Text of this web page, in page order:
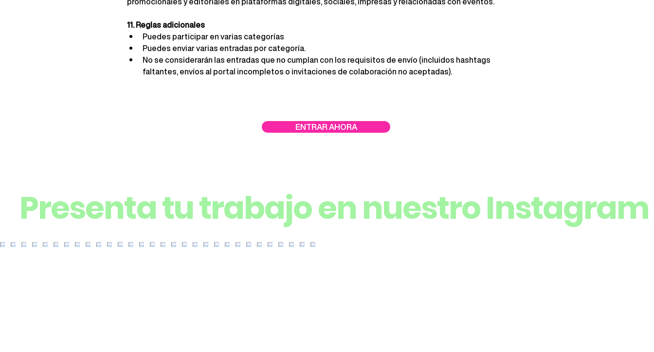
11. Reglas adicionales
Puedes participar en varias categorías
Puedes enviar varias entradas por categoría.
No se considerarán las entradas que no cumplan con los requisitos de envío (incluidos hashtags
faltantes, envíos al portal incompletos o invitaciones de colaboración no aceptadas).
ENTRAR AHORA
Presenta tu trabajo en nuestro Instagram